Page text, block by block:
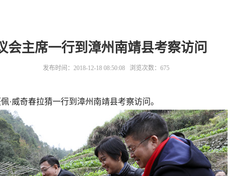
会主席一行到漳州南靖县考察访问
发布时间：2018-12-18 08:50:08 浏览次数： 675
·威奇春拉猜一行到漳州南靖县考察访问。